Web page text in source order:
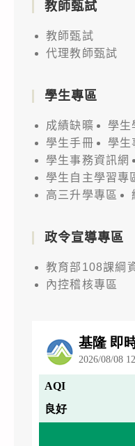
教師甄試
教師甄試
代理教師甄試
學生專區
成績缺曠
學生
學生手冊
學生
學生事務資訊網
學生自主學習專
高三升學專區
政令宣導專區
教育部108課綱
內控稽核專區